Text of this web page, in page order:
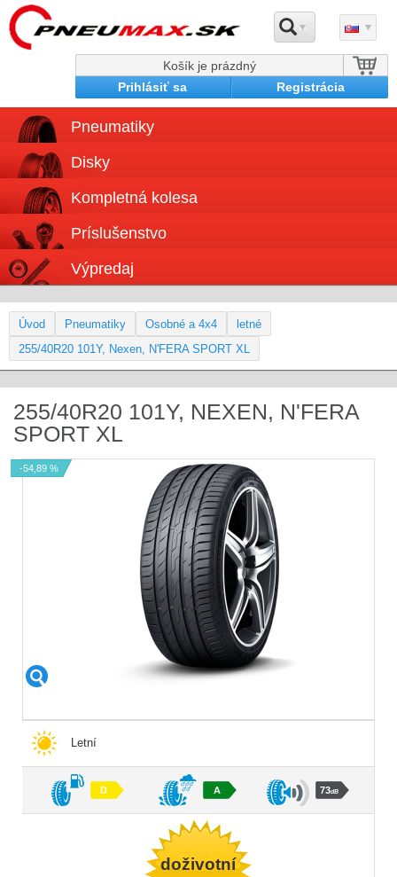
Košík je prázdný
Prihlásiť sa
Registrácia
Pneumatiky
Disky
Kompletná kolesa
Príslušenstvo
Výpredaj
Úvod Pneumatiky Osobné a 4x4
letné
255/40R20 101Y, Nexen, N'FERA SPORT XL
255/40R20 101Y, NEXEN, N'FERA
SPORT XL
-54,89 %
Letní
D A 73dB
doživotní